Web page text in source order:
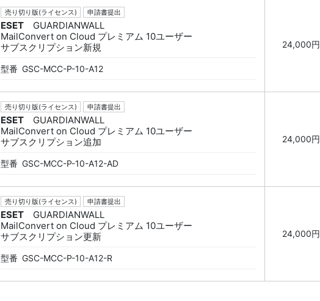
売り切り版(ライセンス) 申請書提出
ESET
GUARDIANWALL
MailConvert on Cloud プレミアム 10ユーザー
サブスクリプション新規
型番 GSC-MCC-P-10-A12
24,000円
売り切り版(ライセンス) 申請書提出
ESET
GUARDIANWALL
MailConvert on Cloud プレミアム 10ユーザー
サブスクリプション追加
型番 GSC-MCC-P-10-A12-AD
24,000円
売り切り版(ライセンス) 申請書提出
ESET
GUARDIANWALL
MailConvert on Cloud プレミアム 10ユーザー
サブスクリプション更新
型番 GSC-MCC-P-10-A12-R
24,000円